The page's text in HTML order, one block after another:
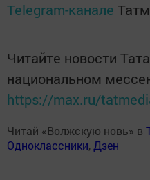
Telegram-канале
Читайте новости
национальном
https://max.ru/
Читай «Волжскую новь» в
Одноклассники,Дзен